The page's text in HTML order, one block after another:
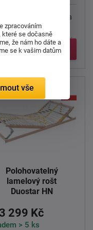
lamelový rošt za
dobrou cenu - to je
HN. Rošt je ...
Detail
Polohovatelný
lamelový rošt
Duostar HN
3 299 Kč
> 5 ks
zpracováním
které se dočasně
že nám ho dáte a
se k vašim datům
vše